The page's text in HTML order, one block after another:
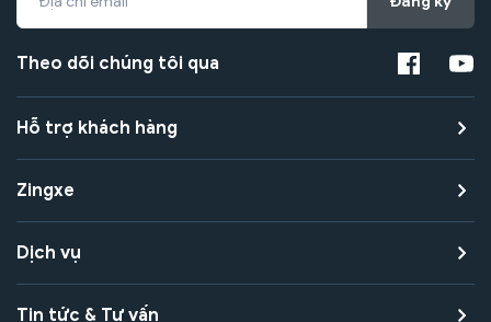
Theo dõi chúng tôi qua
Hỗ trợ khách hàng
Zingxe
Dịch vụ
Tin tức & Tư vấn